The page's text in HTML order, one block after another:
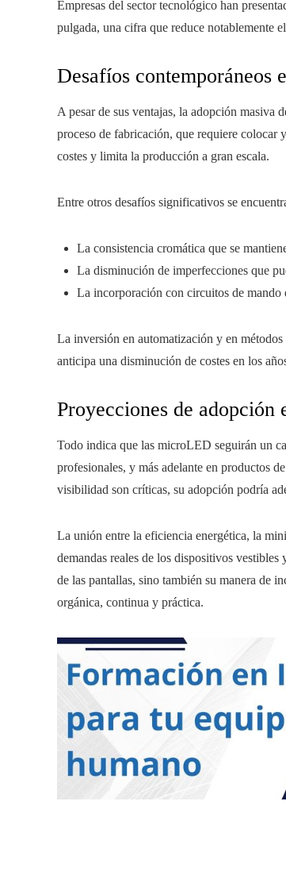
Empresas del sector tecnológico han
pulgada, una cifra que reduce notablemente
Desafíos contemporáneos
A pesar de sus ventajas, la adopción
proceso de fabricación, que requiere colocar
costes y limita la producción a gran escala.
Entre otros desafíos significativos se
La consistencia cromática que se
La disminución de imperfecciones que
La incorporación con circuitos de mando
La inversión en automatización y en
anticipa una disminución de costes en los
Proyecciones de adopción
Todo indica que las microLED seguirán un
profesionales, y más adelante en productos
visibilidad son críticas, su adopción podría
La unión entre la eficiencia energética, la
demandas reales de los dispositivos
de las pantallas, sino también su manera de
orgánica, continua y práctica.